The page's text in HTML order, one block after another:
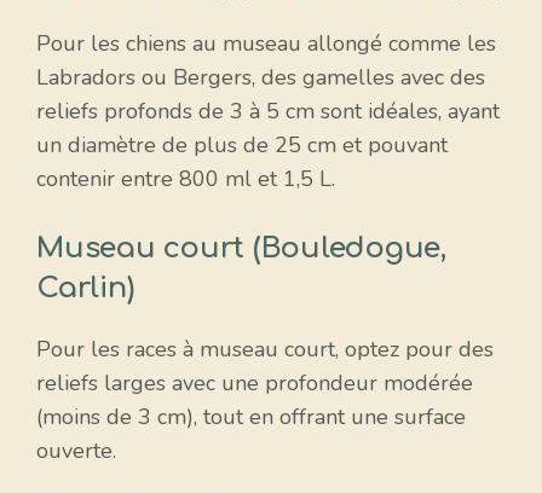
Pour les chiens au museau allongé comme les
Labradors ou Bergers, des gamelles avec des
reliefs profonds de 3 à 5 cm sont idéales, ayant
un diamètre de plus de 25 cm et pouvant
contenir entre 800 ml et 1,5 L.
Museau court (Bouledogue,
Carlin)
Pour les races à museau court, optez pour des
reliefs larges avec une profondeur modérée
(moins de 3 cm), tout en offrant une surface
ouverte.